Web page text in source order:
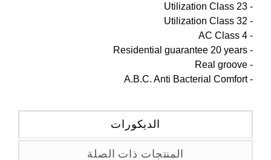
- Utilization Class 23
- Utilization Class 32
- AC Class 4
- Residential guarantee 20 years
- Real groove
- A.B.C. Anti Bacterial Comfort
الديكورات
المنتجات ذات الصلة